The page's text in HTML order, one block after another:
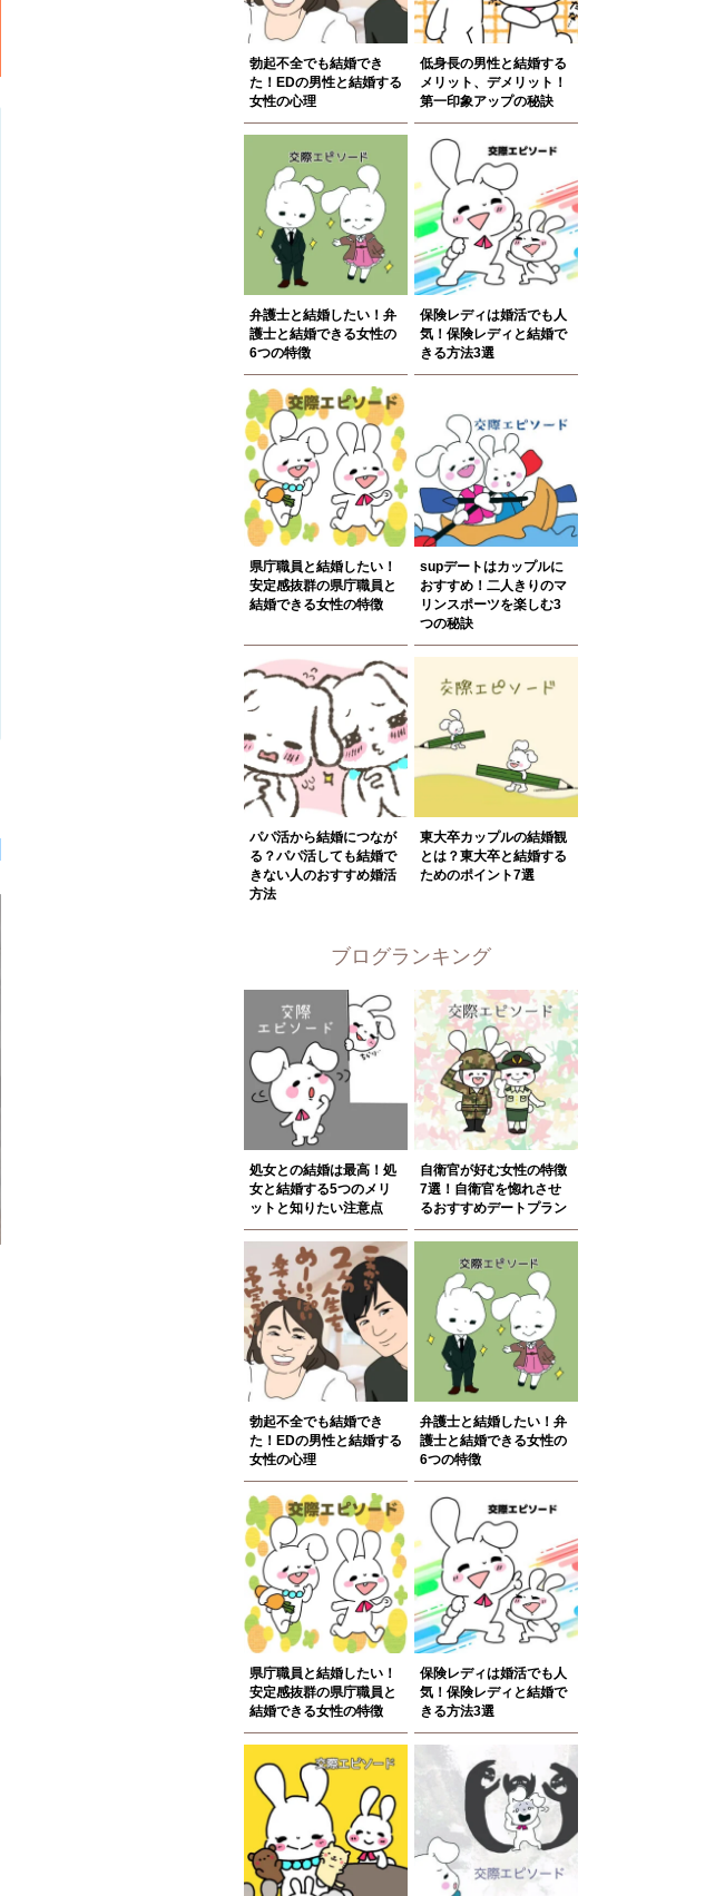
勃起不全でも結婚でき
た！EDの男性と結婚する
女性の心理
低身長の男性と結婚する
メリット、デメリット！
第一印象アップの秘訣
弁護士と結婚したい！弁
護士と結婚できる女性の
6つの特徴
保険レディは婚活でも人
気！保険レディと結婚で
きる方法3選
県庁職員と結婚したい！
安定感抜群の県庁職員と
結婚できる女性の特徴
supデートはカップルに
おすすめ！二人きりのマ
リンスポーツを楽しむ3
つの秘訣
パパ活から結婚につなが
る？パパ活しても結婚で
きない人のおすすめ婚活
方法
東大卒カップルの結婚観
とは？東大卒と結婚する
ためのポイント7選
ブログランキング
処女との結婚は最高！処
女と結婚する5つのメリ
ットと知りたい注意点
自衛官が好む女性の特徴
7選！自衛官を惚れさせ
るおすすめデートプラン
勃起不全でも結婚でき
た！EDの男性と結婚する
女性の心理
弁護士と結婚したい！弁
護士と結婚できる女性の
6つの特徴
県庁職員と結婚したい！
安定感抜群の県庁職員と
結婚できる女性の特徴
保険レディは婚活でも人
気！保険レディと結婚で
きる方法3選